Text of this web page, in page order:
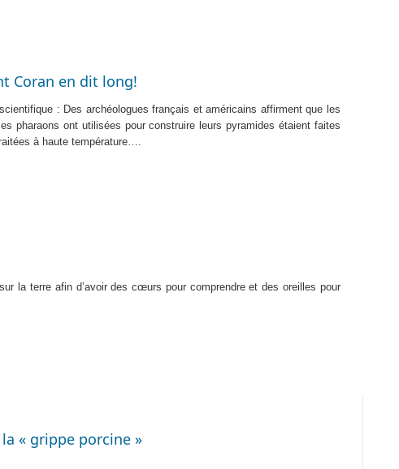
Coran en dit long!
: Des archéologues français et américains affirment que les
pharaons ont utilisées pour construire leurs pyramides étaient faites
à haute température….
la terre afin d’avoir des cœurs pour comprendre et des oreilles pour
« grippe porcine »